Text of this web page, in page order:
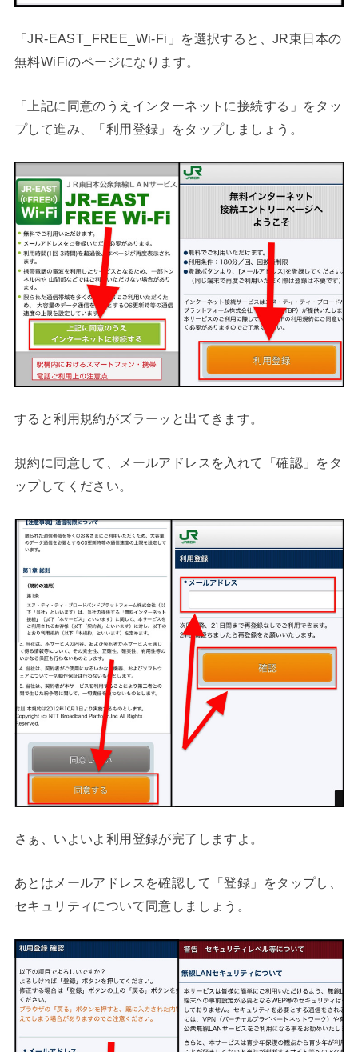
「JR-EAST_FREE_Wi-Fi」を選択すると、JR東日本の
無料WiFiのページになります。
「上記に同意のうえインターネットに接続する」をタッ
プして進み、「利用登録」をタップしましょう。
すると利用規約がズラーッと出てきます。
規約に同意して、メールアドレスを入れて「確認」をタ
ップしてください。
さぁ、いよいよ利用登録が完了しますよ。
あとはメールアドレスを確認して「登録」をタップし、
セキュリティについて同意しましょう。